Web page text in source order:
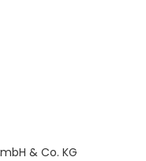
& Co. KG